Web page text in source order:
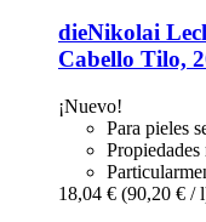
dieNikolai
Cabello Tilo,
¡Nuevo!
Para pieles
Propiedades
18,04 € (90,20 € /